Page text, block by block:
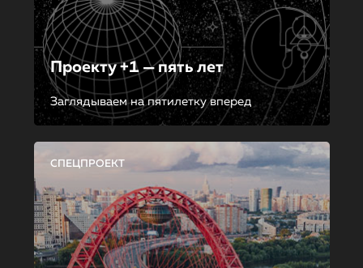
Проекту +1 — пять лет
Заглядываем на пятилетку вперед
СПЕЦПРОЕКТ